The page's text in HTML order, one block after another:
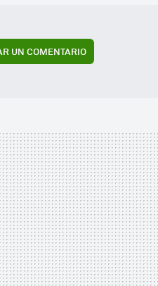
UN COMENTARIO